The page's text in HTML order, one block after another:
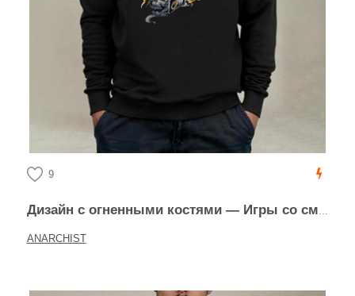
9
Дизайн с огненными костями — Игры со смертью
ANARCHIST